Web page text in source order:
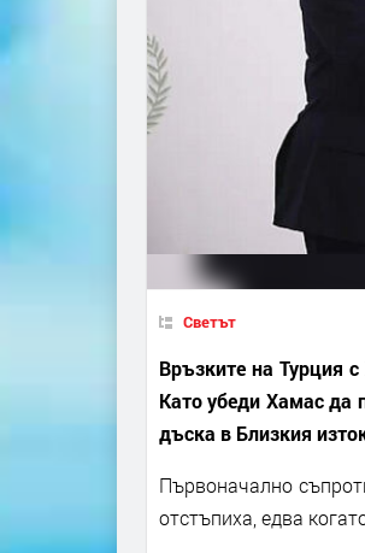
Светът
Връзките на Турция
Като убеди Хамас да
дъска в Близкия
Първоначално
отстъпиха, едва